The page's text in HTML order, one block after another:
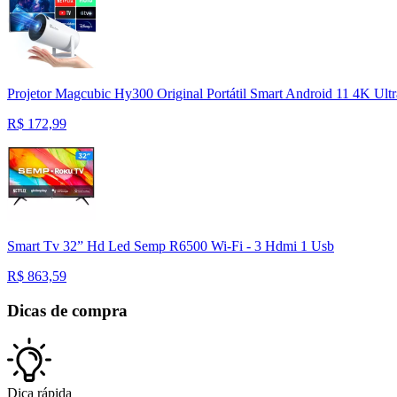
Projetor Magcubic Hy300 Original Portátil Smart Android 11 4K
R$ 172,99
Smart Tv 32” Hd Led Semp R6500 Wi-Fi - 3 Hdmi 1 Usb
R$ 863,59
Dicas de compra
Dica rápida